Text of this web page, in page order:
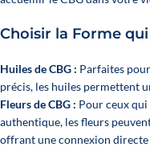
Choisir la Forme
Huiles de CBG : Parfaites
précis, les huiles permettent
Fleurs de CBG : Pour ceux
authentique, les fleurs
offrant une connexion directe